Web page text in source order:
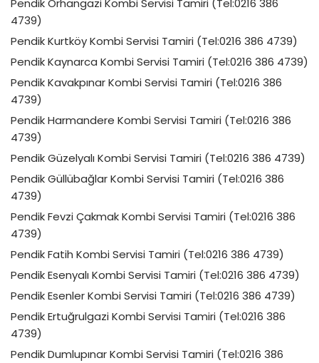
Pendik Orhangazi Kombi Servisi Tamiri (Tel:0216 386
4739)
Pendik Kurtköy Kombi Servisi Tamiri (Tel:0216 386 4739)
Pendik Kaynarca Kombi Servisi Tamiri (Tel:0216 386 4739)
Pendik Kavakpınar Kombi Servisi Tamiri (Tel:0216 386
4739)
Pendik Harmandere Kombi Servisi Tamiri (Tel:0216 386
4739)
Pendik Güzelyalı Kombi Servisi Tamiri (Tel:0216 386 4739)
Pendik Güllübağlar Kombi Servisi Tamiri (Tel:0216 386
4739)
Pendik Fevzi Çakmak Kombi Servisi Tamiri (Tel:0216 386
4739)
Pendik Fatih Kombi Servisi Tamiri (Tel:0216 386 4739)
Pendik Esenyalı Kombi Servisi Tamiri (Tel:0216 386 4739)
Pendik Esenler Kombi Servisi Tamiri (Tel:0216 386 4739)
Pendik Ertuğrulgazi Kombi Servisi Tamiri (Tel:0216 386
4739)
Pendik Dumlupınar Kombi Servisi Tamiri (Tel:0216 386